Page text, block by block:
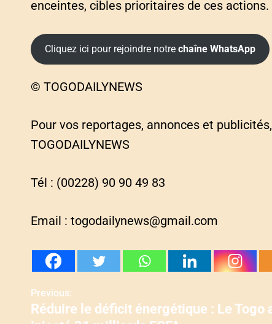
enceintes, cibles prioritaires de ces actions.
Cliquez ici pour rejoindre notre chaîne WhatsApp
© TOGODAILYNEWS
Pour vos reportages, annonces et
TOGODAILYNEWS
Tél : (00228) 90 90 49 83
Email : togodailynews@gmail.com
N
a
Previous:
Réduire le déficit énergétique : Le Togo